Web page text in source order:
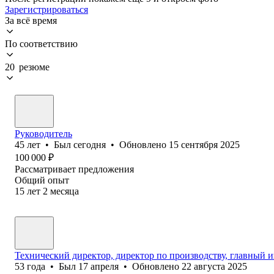
Зарегистрироваться
За всё время
По соответствию
20 резюме
Руководитель
45 лет • Был сегодня • Обновлено 15 сентября 2025
100 000 ₽
Рассматривает предложения
Общий опыт
15 лет 2 месяца
Технический директор, директор по производству, главный
53 года • Был 17 апреля • Обновлено 22 августа 2025